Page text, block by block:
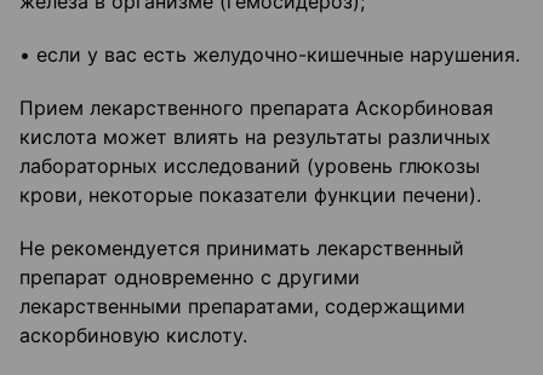
• если у вас есть желудочно-кишечные нарушения.
Прием лекарственного препарата Аскорбиновая
кислота может влиять на результаты различных
лабораторных исследований (уровень глюкозы
крови, некоторые показатели функции печени).
Не рекомендуется принимать лекарственный
препарат одновременно с другими
лекарственными препаратами, содержащими
аскорбиновую кислоту.